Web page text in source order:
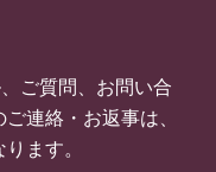
ご質問、お問い合
連絡・お返事は、
ます。